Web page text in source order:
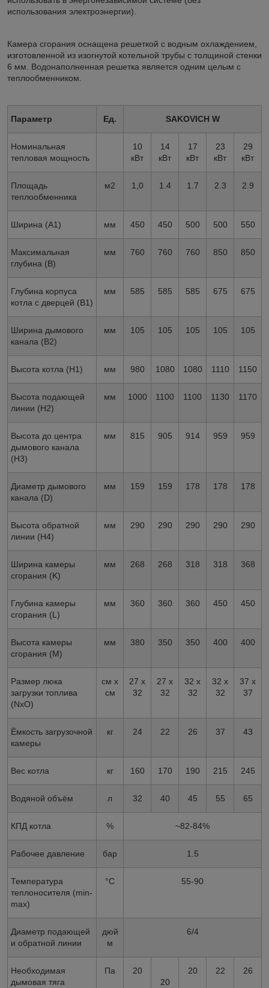
использования электроэнергии).
Камера сгорания оснащена решеткой с водным охлаждением,
изготовленной из изогнутой котельной трубы с толщиной стенки
6 мм. Водонаполненная решетка является одним целым с
теплообменником.
Параметр Ед. SAKOVICH W
Номинальная
тепловая мощность
10
кВт
14
кВт
17
кВт
23
кВт
29
кВт
Площадь
теплообменника
м2 1,0 1.4 1.7 2.3 2.9
Ширина (А1) мм 450 450 500 500 550
Максимальная
глубина (В)
мм 760 760 760 850 850
Глубина корпуса
котла с дверцей (В1)
мм 585 585 585 675 675
Ширина дымового
канала (В2)
мм 105 105 105 105 105
Высота котла (Н1) мм 980 1080 1080 1110 1150
Высота подающей
линии (H2)
мм 1000 1100 1100 1130 1170
Высота до центра
дымового канала
(H3)
мм 815 905 914 959 959
Диаметр дымового
канала (D)
мм 159 159 178 178 178
Высота обратной
линии (H4)
мм 290 290 290 290 290
Ширина камеры
сгорания (K)
мм 268 268 318 318 368
Глубина камеры
сгорания (L)
мм 360 360 360 450 450
Высота камеры
сгорания (M)
мм 380 350 350 400 400
Размер люка
загрузки топлива
(NxO)
см х
см
27 х
32
27 х
32
32 х
32
32 х
32
37 х
37
Ёмкость загрузочной
камеры
кг 24 22 26 37 43
Вес котла кг 160 170 190 215 245
Водяной объём л 32 40 45 55 65
КПД котла % ~82-84%
Рабочее давление бар 1.5
Температура
теплоносителя (min-
max)
°C 55-90
Диаметр подающей
и обратной линии
дюй
м
6/4
Необходимая
дымовая тяга
Па
20
20
20 22 26